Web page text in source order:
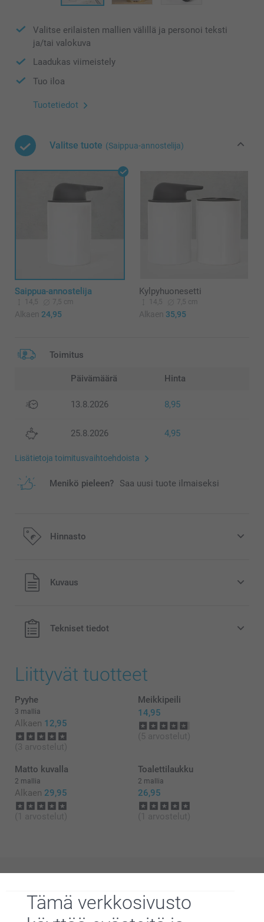
Tämä verkkosivusto
Valitse erilaisten mallien välillä ja personoi teksti
ja/tai valokuva
Laadukas viimeistely
Tuo iloa
Tuotetiedot
Valitse tuote (Saippua-annostelija)
Saippua-annostelija
14,5 7,5 cm
Alkaen 24,95
Kylpyhuonesetti
14,5 7,5 cm
Alkaen 35,95
Toimitus
Päivämäärä Hinta
13.8.2026 8,95
25.8.2026 4,95
Lisätietoja toimitusvaihtoehdoista
Menikö pieleen? Saa uusi tuote ilmaiseksi
Hinnasto
Kaikki hinnat ovat euroina, sisältävät arvonlisäveron ja
eivät sisällä postikuluja.
Kuvaus
Tekniset tiedot
Liittyvät tuotteet
Pyyhe
3 mallia
Alkaen 12,95
(3 arvostelut)
Meikkipeili
14,95
(5 arvostelut)
Matto kuvalla
2 mallia
Alkaen 29,95
(1 arvostelut)
Toalettilaukku
2 mallia
26,95
(1 arvostelut)
Miksismartphoto